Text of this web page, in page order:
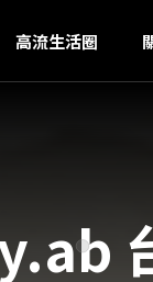
高流生活圈